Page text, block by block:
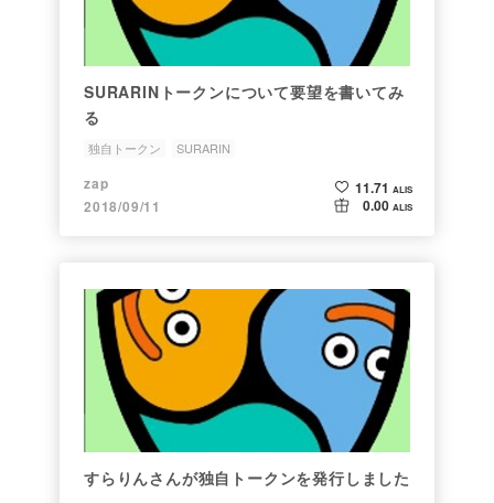
SURARINトークンについて要望を書いてみ
る
独自トークン SURARIN
zap
2018/09/11
11.71 ALIS
0.00 ALIS
すらりんさんが独自トークンを発行しました